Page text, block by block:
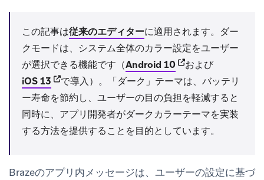
この記事は従来のエディターに適用されます。ダー
クモードは、システム全体のカラー設定をユーザー
が選択できる機能です（Android 10(opens in new tab)
および
iOS 13 (opens in new tab)
で導入）。「ダーク」テーマは、バッテリ
ー寿命を節約し、ユーザーの目の負担を軽減すると
同時に、アプリ開発者がダークカラーテーマを実装
する方法を提供することを目的としています。
Brazeのアプリ内メッセージは、ユーザーの設定に基づ